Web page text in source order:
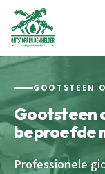
GOOTSTEEN
Gootsteen
beproefde
Professionele